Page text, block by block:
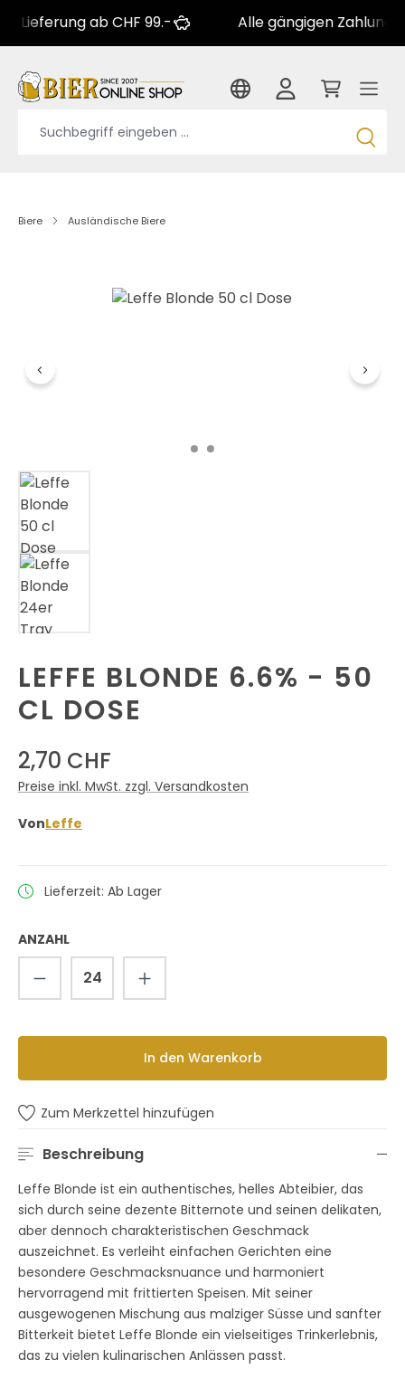
ab CHF 99.- Alle gängigen Zahlungsarten
Biere Ausländische Biere
LEFFE BLONDE 6.6% - 50
CL DOSE
2,70 CHF
Preise inkl. MwSt. zzgl. Versandkosten
VonLeffe
Lieferzeit: Ab Lager
ANZAHL
Produkt Anzahl: Gib den
In den Warenkorb
Zum Merkzettel hinzufügen
Beschreibung
Leffe Blonde ist ein authentisches, helles Abteibier, das
sich durch seine dezente Bitternote und seinen delikaten,
aber dennoch charakteristischen Geschmack
auszeichnet. Es verleiht einfachen Gerichten eine
besondere Geschmacksnuance und harmoniert
hervorragend mit frittierten Speisen. Mit seiner
ausgewogenen Mischung aus malziger Süsse und sanfter
Bitterkeit bietet Leffe Blonde ein vielseitiges Trinkerlebnis,
das zu vielen kulinarischen Anlässen passt.